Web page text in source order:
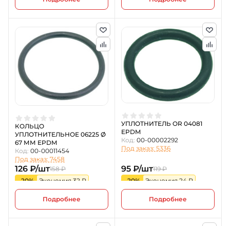
КОЛЬЦО
УПЛОТНИТЕЛЬНОЕ 06225 Ø
67 ММ EPDM
Код: 00-00011454
Под заказ: 7458
126 ₽/шт158 ₽
-20%
Экономия 32 ₽
Подробнее
УПЛОТНИТЕЛЬ OR 04081
EPDM
Код: 00-00002292
Под заказ: 5336
95 ₽/шт119 ₽
-20%
Экономия 24 ₽
Подробнее